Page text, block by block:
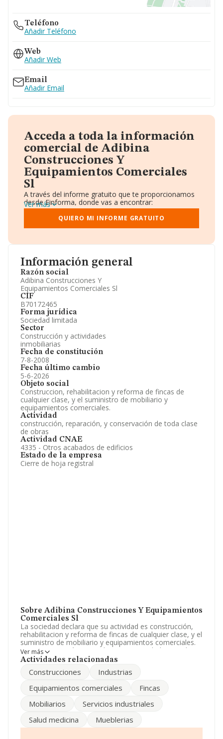
Información general
Razón social
Adibina Construcciones Y
Equipamientos Comerciales Sl
CIF
B70172465
Forma jurídica
Sociedad limitada
Sector
Construcción y actividades
inmobiliarias
Fecha de constitución
7-8-2008
Fecha último cambio
5-6-2026
Objeto social
Construccion, rehabilitacion y reforma de fincas de
cualquier clase, y el suministro de mobiliario y
equipamientos comerciales.
Actividad
construcción, reparación, y conservación de toda clase
de obras
Actividad CNAE
4335 - Otros acabados de edificios
Estado de la empresa
Cierre de hoja registral
Sobre Adibina Construcciones Y Equipamientos
Comerciales Sl
La sociedad declara que su actividad es construcción,
rehabilitacion y reforma de fincas de cualquier clase, y el
suministro de mobiliario y equipamientos comerciales.
La empresa está registrada como Sociedad Limitada.
Tiene CNAE: 4335 - '%cnae%'. La sociedad no tiene
Equipamientos Comerciales S.L
, con NIF B70172465,
(15002), en el municipio de A Coruña, Galicia.
Con los datos a disposición de INFORMA sobre 13.290
empresas pertenecientes al sector, la facturación en el
Ver más
Actividades relacionadas
Construcciones
Industrias
Equipamientos comerciales
Fincas
Mobiliarios
Servicios industriales
Salud medicina
Mueblerias
Teléfono
Añadir Teléfono
Web
Añadir Web
Email
Añadir Email
Acceda a toda la información
comercial de Adibina
Construcciones Y
Equipamientos Comerciales
Sl
A través del informe gratuito que te proporcionamos
desde Einforma, donde vas a encontrar:
Datos identificativos: Denominación, CIF,
Teléfono, Domicilio.
Informe Mercantil Completo (BORME).
Accionistas.
Participaciones y Vinculaciones en otras empresas.
Artículos de prensa publicados sobre la empresa.
Información oficial y registral complementaria.
Ver más
QUIERO MI INFORME GRATUITO